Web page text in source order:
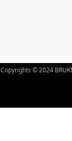
Copyrights © 2024